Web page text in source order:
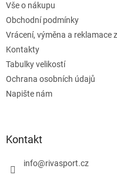
Vše o nákupu
Obchodní podmínky
Vrácení, výměna a reklamace
Kontakty
Tabulky velikostí
Ochrana osobních údajů
Napište nám
Kontakt
info@rivasport.cz